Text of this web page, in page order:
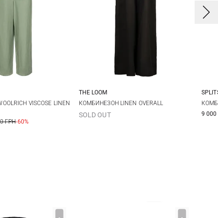
S M
VISCOSE LINEN
ГРН-60%
S M L
THE LOOM
КОМБИНЕЗОН LINEN OVERALL
SOLD OUT
9